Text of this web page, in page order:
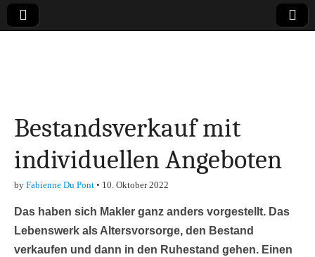
Finanzen,
Marketing-, Vertrieb-
& Investment-Tipps
Bestandsverkauf mit
individuellen Angeboten
by Fabienne Du Pont • 10. Oktober 2022
Das haben sich Makler ganz anders vorgestellt. Das
Lebenswerk als Altersvorsorge, den Bestand
verkaufen und dann in den Ruhestand gehen. Einen